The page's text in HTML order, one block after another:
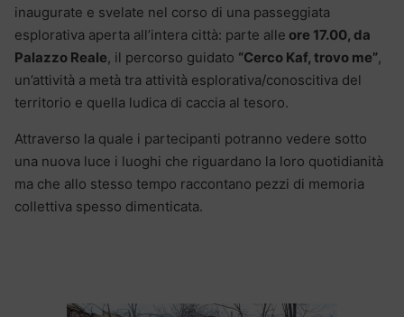
inaugurate e svelate nel corso di una passeggiata
esplorativa aperta all’intera città: parte alle ore 17.00, da
Palazzo Reale, il percorso guidato “Cerco Kaf, trovo me”,
un’attività a metà tra attività esplorativa/conoscitiva del
territorio e quella ludica di caccia al tesoro.
Attraverso la quale i partecipanti potranno vedere sotto
una nuova luce i luoghi che riguardano la loro quotidianità
ma che allo stesso tempo raccontano pezzi di memoria
collettiva spesso dimenticata.